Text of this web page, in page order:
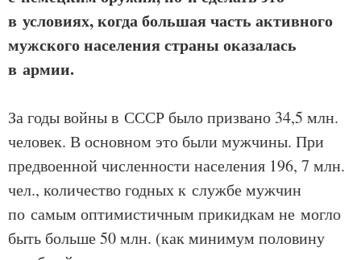
в условиях, когда большая часть активного
мужского населения страны оказалась
в армии.
За годы войны в СССР было призвано 34,5 млн.
человек. В основном это были мужчины. При
предвоенной численности населения 196, 7 млн.
чел., количество годных к службе мужчин
по самым оптимистичным прикидкам не могло
быть больше 50 млн. (как минимум половину